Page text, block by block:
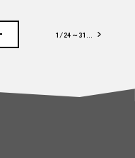
1/24～31…